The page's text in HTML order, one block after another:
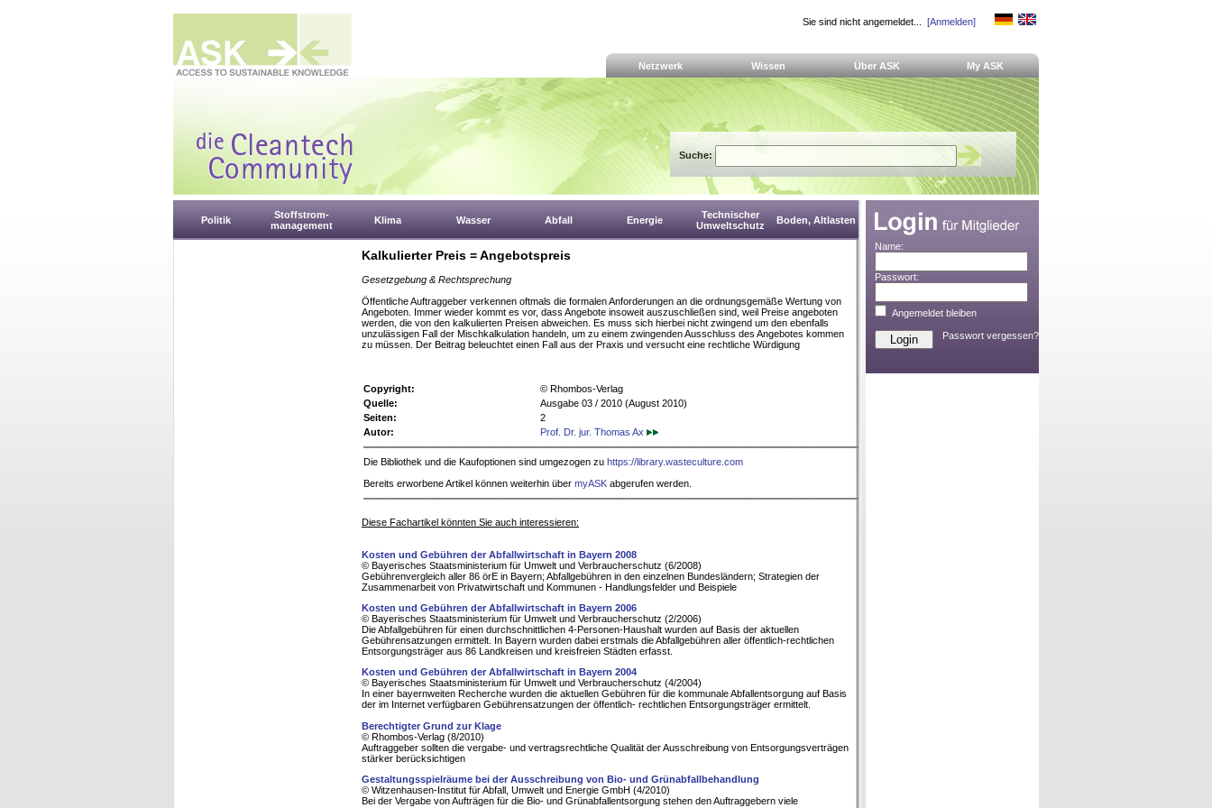
Sie sind nicht angemeldet... [Anmelden]
Netzwerk Wissen Über ASK My ASK
Suche:
Politik
Stoffstrom-
management
Klima Wasser Abfall Energie
Technischer
Umweltschutz
Boden, Altlasten
Kalkulierter Preis = Angebotspreis
Gesetzgebung & Rechtsprechung
Öffentliche Auftraggeber verkennen oftmals die formalen Anforderungen an die ordnungsgemäße Wertung von
Angeboten. Immer wieder kommt es vor, dass Angebote insoweit auszuschließen sind, weil Preise angeboten
werden, die von den kalkulierten Preisen abweichen. Es muss sich hierbei nicht zwingend um den ebenfalls
unzulässigen Fall der Mischkalkulation handeln, um zu einem zwingenden Ausschluss des Angebotes kommen
zu müssen. Der Beitrag beleuchtet einen Fall aus der Praxis und versucht eine rechtliche Würdigung
Copyright:
© Rhombos-Verlag
Quelle:
Ausgabe 03 / 2010 (August 2010)
Seiten:
2
Autor:
Prof. Dr. jur. Thomas Ax
Die Bibliothek und die Kaufoptionen sind umgezogen zu https://library.wasteculture.com
Bereits erworbene Artikel können weiterhin über myASK abgerufen werden.
Diese Fachartikel könnten Sie auch interessieren:
Kosten und Gebühren der Abfallwirtschaft in Bayern 2008
© Bayerisches Staatsministerium für Umwelt und Verbraucherschutz (6/2008)
Gebührenvergleich aller 86 örE in Bayern; Abfallgebühren in den einzelnen Bundesländern; Strategien der
Zusammenarbeit von Privatwirtschaft und Kommunen - Handlungsfelder und Beispiele
Kosten und Gebühren der Abfallwirtschaft in Bayern 2006
© Bayerisches Staatsministerium für Umwelt und Verbraucherschutz (2/2006)
Die Abfallgebühren für einen durchschnittlichen 4-Personen-Haushalt wurden auf Basis der aktuellen
Gebührensatzungen ermittelt. In Bayern wurden dabei erstmals die Abfallgebühren aller öffentlich-rechtlichen
Entsorgungsträger aus 86 Landkreisen und kreisfreien Städten erfasst.
Kosten und Gebühren der Abfallwirtschaft in Bayern 2004
© Bayerisches Staatsministerium für Umwelt und Verbraucherschutz (4/2004)
In einer bayernweiten Recherche wurden die aktuellen Gebühren für die kommunale Abfallentsorgung auf Basis
der im Internet verfügbaren Gebührensatzungen der öffentlich- rechtlichen Entsorgungsträger ermittelt.
Berechtigter Grund zur Klage
© Rhombos-Verlag (8/2010)
Auftraggeber sollten die vergabe- und vertragsrechtliche Qualität der Ausschreibung von Entsorgungsverträgen
stärker berücksichtigen
Gestaltungsspielräume bei der Ausschreibung von Bio- und Grünabfallbehandlung
© Witzenhausen-Institut für Abfall, Umwelt und Energie GmbH (4/2010)
Bei der Vergabe von Aufträgen für die Bio- und Grünabfallentsorgung stehen den Auftraggebern viele
Name:
Passwort:
Angemeldet bleiben
Passwort vergessen?